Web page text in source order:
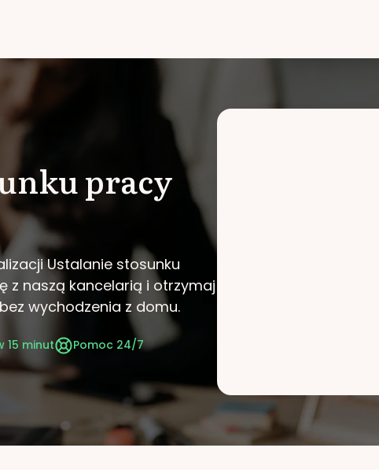
pracy
Ustalanie stosunku
z naszą kancelarią i otrzymaj
wychodzenia z domu.
15 minut Pomoc 24/7